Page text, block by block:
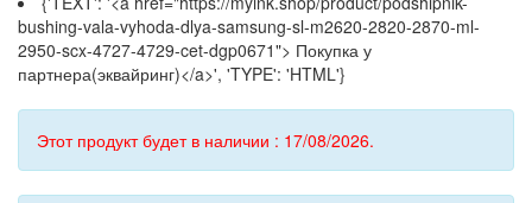
bushing-vala-vyhoda-dlya-samsung-sl-m2620-2820-2870-ml-
2950-scx-4727-4729-cet-dgp0671"> Покупка у
партнера(эквайринг)</a>', 'TYPE': 'HTML'}
Этот продукт будет в наличии : 17/08/2026.